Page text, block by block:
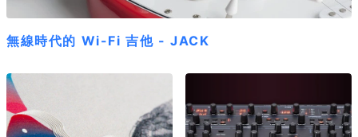
無線時代的 Wi-Fi 吉他 - JACK